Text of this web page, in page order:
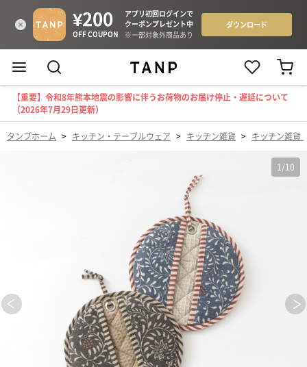
【重要】令和8年熊本地震の影響に伴うお荷物のお届け停止・遅延について
（2026年7月29日更新）
タンプホーム > キッチン・テーブルウェア > キッチン雑貨 > キッチン雑貨
1 /10